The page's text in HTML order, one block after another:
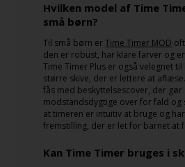
Hvilken model af Time
små børn?
Til små børn erTime Timer MOD
den er robust, har klare farver og
Time Timer Plus er også velegnet
større skive, der er lettere at
fås med beskyttelsescover, der gør
modstandsdygtige over for fald og
at timeren er intuitiv at bruge og
fremstilling, der er let for barnet at
Kan Time Timer bruges i